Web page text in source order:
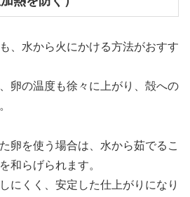
、水から火にかける方法がおすす
卵の温度も徐々に上がり、殻への
卵を使う場合は、水から茹でるこ
和らげられます。
にくく、安定した仕上がりになり